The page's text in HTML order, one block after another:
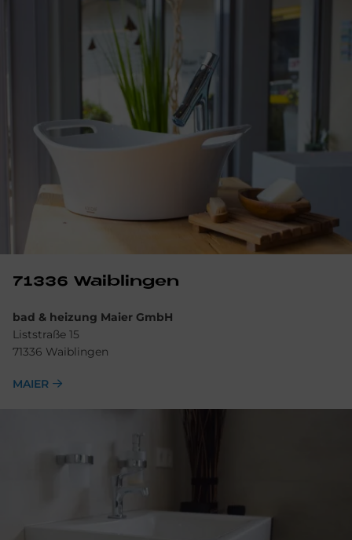
71336 Waib­lin­gen
bad & heizung Maier GmbH
Liststraße 15
71336 Waiblingen
MAIER